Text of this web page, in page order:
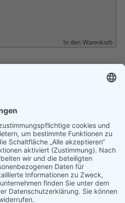
In den Warenkorb
aktualisierte Infos
blinde Menschen
Inform